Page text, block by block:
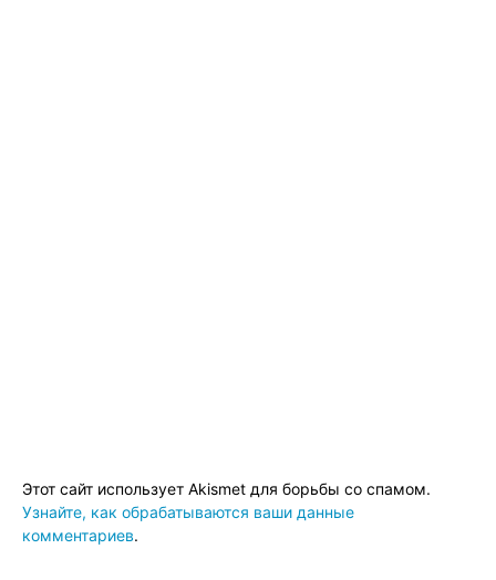
Этот сайт использует Akismet для борьбы со спамом.
Узнайте, как обрабатываются ваши данные
комментариев.